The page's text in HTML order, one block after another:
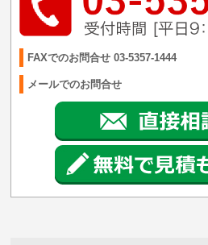
FAXでのお問合せ 03-5357-1444
メールでのお問合せ